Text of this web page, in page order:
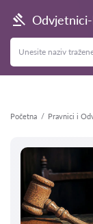
Početna Pravnici i
Natrag